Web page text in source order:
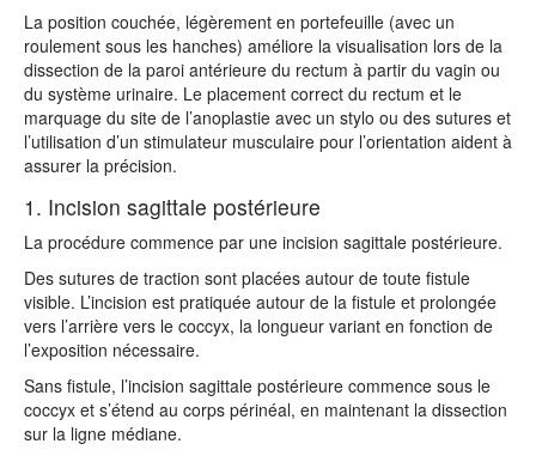
La position couchée, légèrement en portefeuille (avec un
roulement sous les hanches) améliore la visualisation lors de la
dissection de la paroi antérieure du rectum à partir du vagin ou
du système urinaire. Le placement correct du rectum et le
marquage du site de l’anoplastie avec un stylo ou des sutures et
l’utilisation d’un stimulateur musculaire pour l’orientation aident à
assurer la précision.
1. Incision sagittale postérieure
La procédure commence par une incision sagittale postérieure.
Des sutures de traction sont placées autour de toute fistule
visible. L’incision est pratiquée autour de la fistule et prolongée
vers l’arrière vers le coccyx, la longueur variant en fonction de
l’exposition nécessaire.
Sans fistule, l’incision sagittale postérieure commence sous le
coccyx et s’étend au corps périnéal, en maintenant la dissection
sur la ligne médiane.